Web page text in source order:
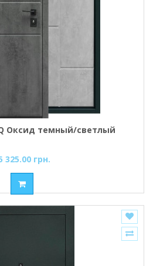
Оксид темный/светлый
325.00 грн.